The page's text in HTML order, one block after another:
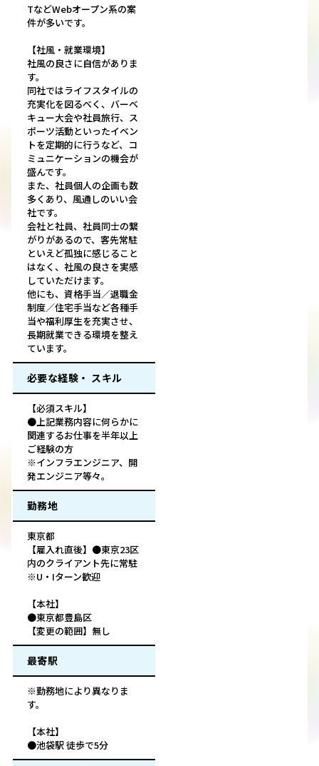
TなどWebオープン系の案
件が多いです。
【社風・就業環境】
社風の良さに自信がありま
す。
同社ではライフスタイルの
充実化を図るべく、バーベ
キュー大会や社員旅行、ス
ポーツ活動といったイベン
トを定期的に行うなど、コ
ミュニケーションの機会が
盛んです。
また、社員個人の企画も数
多くあり、風通しのいい会
社です。
会社と社員、社員同士の繋
がりがあるので、客先常駐
といえど孤独に感じること
はなく、社風の良さを実感
していただけます。
他にも、資格手当／退職金
制度／住宅手当など各種手
当や福利厚生を充実させ、
長期就業できる環境を整え
ています。
必要な経験・ スキル
【必須スキル】
●上記業務内容に何らかに
関連するお仕事を半年以上
ご経験の方
※インフラエンジニア、開
発エンジニア等々。
勤務地
東京都
【雇入れ直後】●東京23区
内のクライアント先に常駐
※U・Iターン歓迎
【本社】
●東京都豊島区
【変更の範囲】無し
最寄駅
※勤務地により異なりま
す。
【本社】
●池袋駅 徒歩で5分